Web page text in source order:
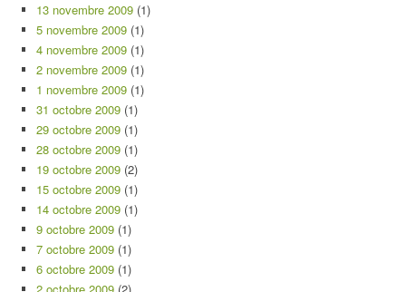
13 novembre 2009 (1)
5 novembre 2009 (1)
4 novembre 2009 (1)
2 novembre 2009 (1)
1 novembre 2009 (1)
31 octobre 2009 (1)
29 octobre 2009 (1)
28 octobre 2009 (1)
19 octobre 2009 (2)
15 octobre 2009 (1)
14 octobre 2009 (1)
9 octobre 2009 (1)
7 octobre 2009 (1)
6 octobre 2009 (1)